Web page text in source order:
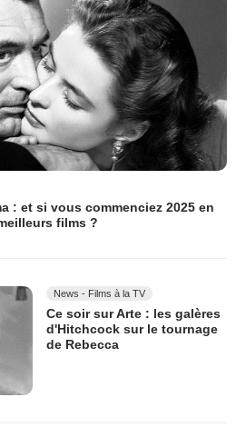
: et si vous commenciez 2025 en
films ?
News - Films à la TV
Ce soir sur Arte : les galères
d'Hitchcock sur le tournage
de Rebecca